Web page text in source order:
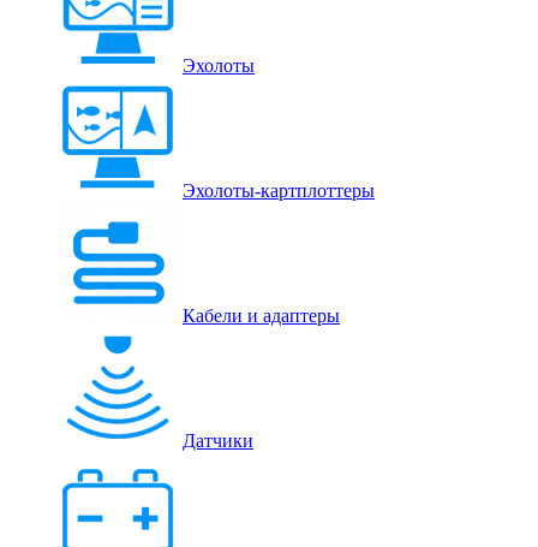
Эхолоты
Эхолоты-картплоттеры
Кабели и адаптеры
Датчики